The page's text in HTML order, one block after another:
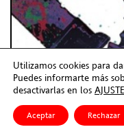
Utilizamos cookies para
Puedes informarte más
desactivarlas en los
Aceptar Rechazar